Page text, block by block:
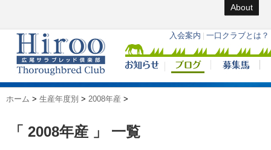
About
ホーム > 生産年度別 > 2008年産 >
「 2008年産 」 一覧